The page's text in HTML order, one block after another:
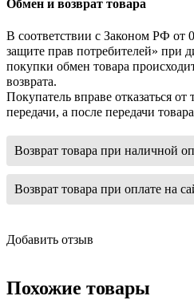
Обмен и возврат товара
В соответствии с Законом РФ от
защите прав потребителей» при
покупки обмен товара
возврата.
Покупатель вправе отказаться
передачи, а после передачи
Возврат товара при наличной
Возврат товара при оплате на
Добавить отзыв
Похожие товары